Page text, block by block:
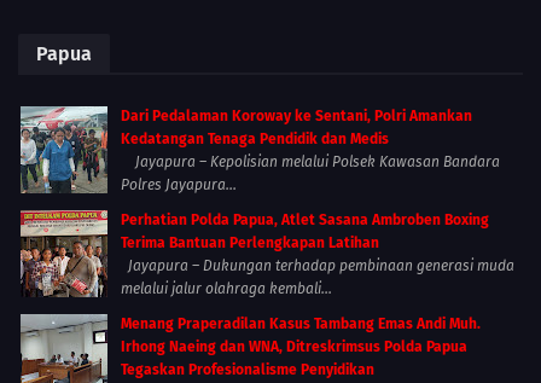
Papua
Dari Pedalaman Koroway ke Sentani, Polri Amankan
Kedatangan Tenaga Pendidik dan Medis
Jayapura – Kepolisian melalui Polsek Kawasan Bandara
Polres Jayapura...
Perhatian Polda Papua, Atlet Sasana Ambroben Boxing
Terima Bantuan Perlengkapan Latihan
Jayapura – Dukungan terhadap pembinaan generasi muda
melalui jalur olahraga kembali...
Menang Praperadilan Kasus Tambang Emas Andi Muh.
Irhong Naeing dan WNA, Ditreskrimsus Polda Papua
Tegaskan Profesionalisme Penyidikan